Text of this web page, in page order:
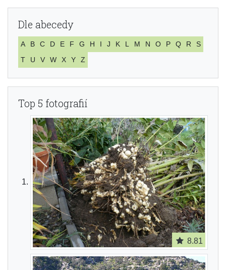
Dle abecedy
A B C D E F G H I J K L M N O P Q R
S
T
U V W X Y Z
Top 5 fotografií
8.81